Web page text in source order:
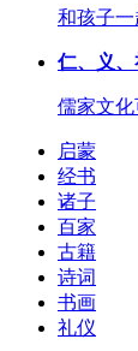
和孩子一
仁、义
儒家文化
启蒙
经书
诸子
百家
古籍
诗词
书画
礼仪